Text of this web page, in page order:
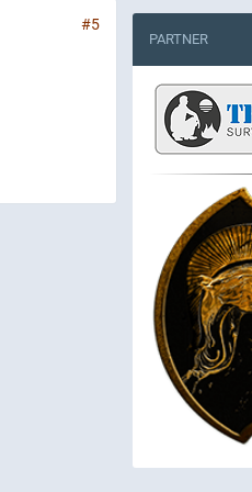
#5
PARTNER